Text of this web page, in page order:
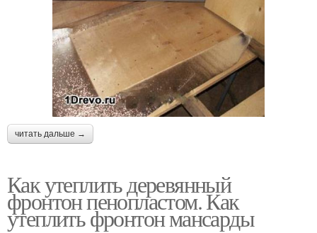
читать дальше →
Как утеплить деревянный
фронтон пенопластом. Как
утеплить фронтон мансарды